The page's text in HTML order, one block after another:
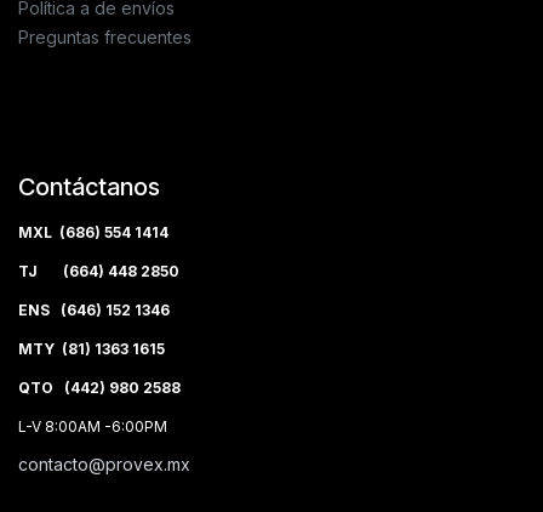
Política a de envíos
Preguntas frecuentes
Contáctanos
MXL (686) 554 1414
TJ (664) 448 2850
ENS (646) 152 1346
MTY (81) 1363 1615
QTO (442) 980 2588
L-V 8:00AM -6:00PM
contacto@provex.mx